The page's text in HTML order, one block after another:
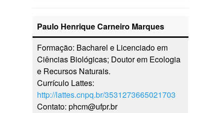
Paulo Henrique Carneiro Marques
Formação: Bacharel e Licenciado em
Ciências Biológicas; Doutor em Ecologia
e Recursos Naturais.
Currículo Lattes:
http://lattes.cnpq.br/3531273665021703
Contato: phcm@ufpr.br